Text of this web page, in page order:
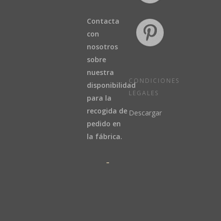
Contacta
con
nosotros
sobre
nuestra
disponibilidad
para la
recogida de
pedido en
la fábrica.
CONDICIONES
LEGALES
Descargar